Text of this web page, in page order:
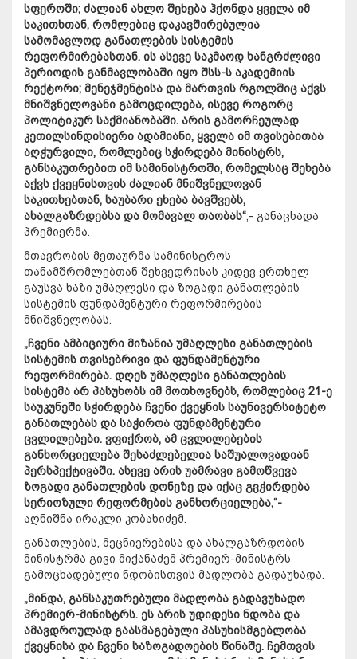
სფეროში; ძალიან ახლო შეხება ჰქონდა ყველა იმ
საკითხთან, რომლებიც დაკავშირებულია
სამომავლოდ განათლების სისტემის
რეფორმირებასთან. ის ასევე საკმაოდ ხანგრძლივი
პერიოდის განმავლობაში იყო შსს-ს აკადემიის
რექტორი; მენეჯმენტისა და მართვის რგოლშიც აქვს
მნიშვნელოვანი გამოცდილება, ისევე როგორც
პოლიტიკურ საქმიანობაში. არის გამორჩეულად
კეთილსინდისიერი ადამიანი, ყველა იმ თვისებითაა
აღჭურვილი, რომლებიც სჭირდება მინისტრს,
განსაკუთრებით იმ სამინისტროში, რომელსაც შეხება
აქვს ქვეყნისთვის ძალიან მნიშვნელოვან
საკითხებთან, საუბარი ეხება ბავშვებს,
ახალგაზრდებსა და მომავალ თაობას“ ,- განაცხადა
პრემიერმა.
მთავრობის მეთაურმა სამინისტროს
თანამშრომლებთან შეხვედრისას კიდევ ერთხელ
გაუსვა ხაზი უმაღლესი და ზოგადი განათლების
სისტემის ფუნდამენტური რეფორმირების
მნიშვნელობას.
„ჩვენი ამბიციური მიზანია უმაღლესი განათლების
სისტემის თვისებრივი და ფუნდამენტური
რეფორმირება. დღეს უმაღლესი განათლების
სისტემა არ პასუხობს იმ მოთხოვნებს, რომლებიც 21-ე
საუკუნეში სჭირდება ჩვენი ქვეყნის საუნივერსიტეტო
განათლებას და საჭიროა ფუნდამენტური
ცვლილებები. ვფიქრობ, ამ ცვლილებების
განხორციელება შესაძლებელია საშუალოვადიან
პერსპექტივაში. ასევე არის უამრავი გამოწვევა
ზოგადი განათლების დონეზე და იქაც გვჭირდება
სერიოზული რეფორმების განხორციელება,“-
აღნიშნა ირაკლი კობახიძემ.
განათლების, მეცნიერებისა და ახალგაზრდობის
მინისტრმა გივი მიქანაძემ პრემიერ-მინისტრს
გამოცხადებული ნდობისთვის მადლობა გადაუხადა.
„მინდა, განსაკუთრებული მადლობა გადავუხადო
პრემიერ-მინისტრს. ეს არის უდიდესი ნდობა და
ამავდროულად გაასმაგებული პასუხისმგებლობა
ქვეყნისა და ჩვენი საზოგადოების წინაშე. ჩემთვის